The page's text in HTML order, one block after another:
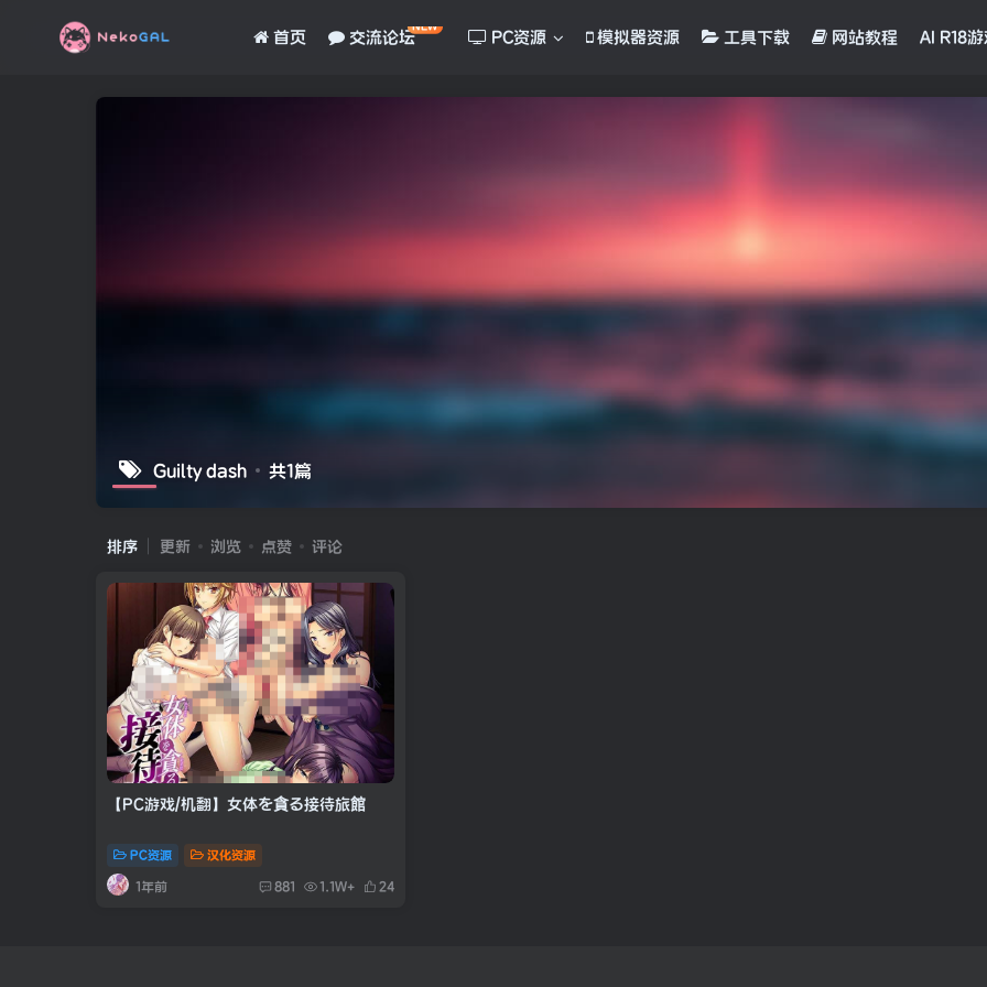
首页 交流论坛
NEW
PC资源 模拟器资源 工具下载 网站教程 AI R18
Guilty dash 共1篇
排序 更新 浏览 点赞 评论
【PC游戏/机翻】女体を貪る接待旅館
PC资源 汉化资源
1年前 881 1.1W+ 24